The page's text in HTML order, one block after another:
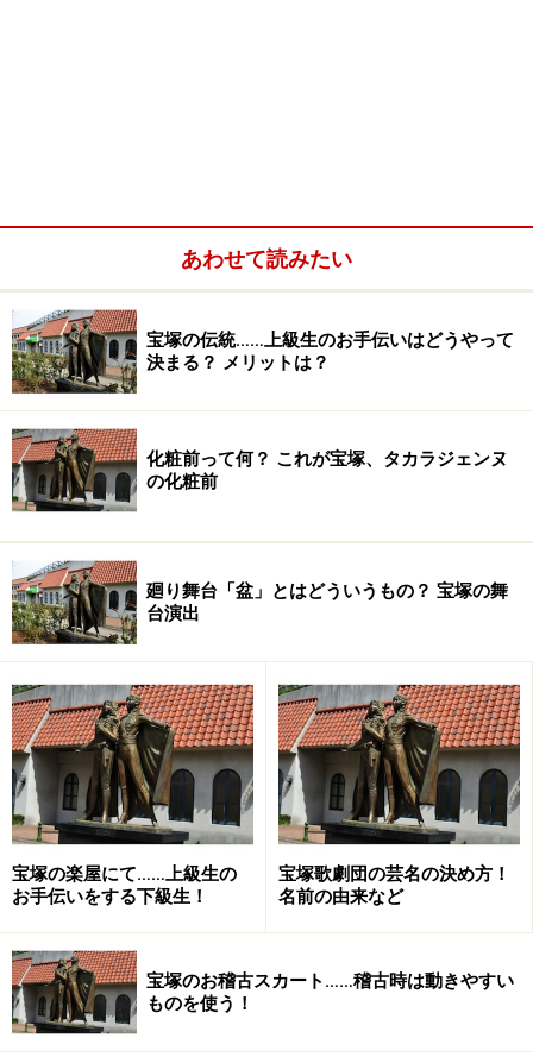
あわせて読みたい
宝塚の伝統……上級生のお手伝いはどうやって
決まる？ メリットは？
化粧前って何？ これが宝塚、タカラジェンヌ
の化粧前
廻り舞台「盆」とはどういうもの？ 宝塚の舞
台演出
宝塚の楽屋にて……上級生の
お手伝いをする下級生！
宝塚歌劇団の芸名の決め方！
名前の由来など
宝塚のお稽古スカート……稽古時は動きやすい
ものを使う！